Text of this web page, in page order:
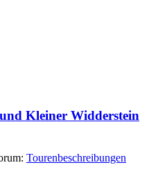
Kleiner Widderstein
Tourenbeschreibungen